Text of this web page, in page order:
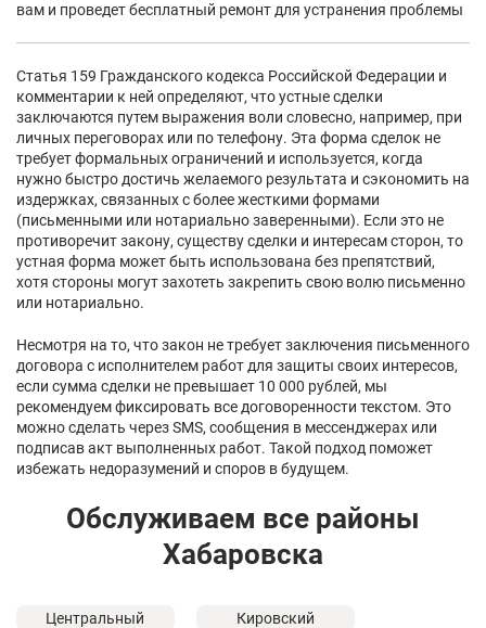
вам и проведет бесплатный ремонт для устранения проблемы
Статья 159 Гражданского кодекса Российской Федерации и
комментарии к ней определяют, что устные сделки
заключаются путем выражения воли словесно, например, при
личных переговорах или по телефону. Эта форма сделок не
требует формальных ограничений и используется, когда
нужно быстро достичь желаемого результата и сэкономить на
издержках, связанных с более жесткими формами
(письменными или нотариально заверенными). Если это не
противоречит закону, существу сделки и интересам сторон, то
устная форма может быть использована без препятствий,
хотя стороны могут захотеть закрепить свою волю письменно
или нотариально.
Несмотря на то, что закон не требует заключения письменного
договора с исполнителем работ для защиты своих интересов,
если сумма сделки не превышает 10 000 рублей, мы
рекомендуем фиксировать все договоренности текстом. Это
можно сделать через SMS, сообщения в мессенджерах или
подписав акт выполненных работ. Такой подход поможет
избежать недоразумений и споров в будущем.
Обслуживаем все районы
Хабаровска
Центральный Кировский